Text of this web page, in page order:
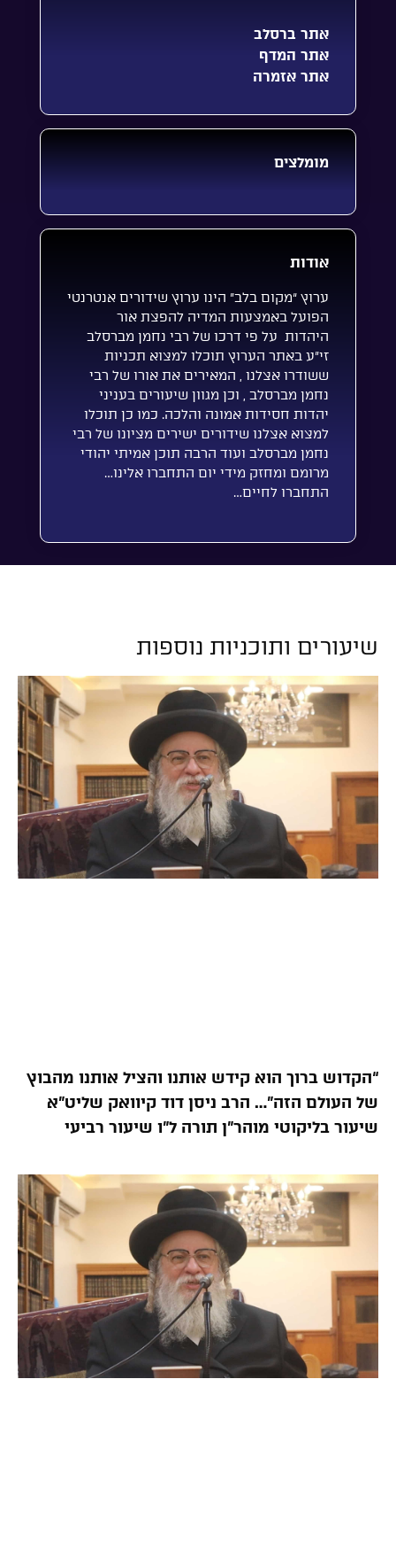
אתר ברסלב
אתר המדף
אתר אזמרה
מומלצים
אודות
ערוץ “מקום בלב” הינו ערוץ שידורים אנטרנטי
הפועל באמצעות המדיה להפצת אור
היהדות על פי דרכו של רבי נחמן מברסלב
זי”ע באתר הערוץ תוכלו למצוא תכניות
ששודרו אצלנו , המאירים את אורו של רבי
נחמן מברסלב , וכן מגוון שיעורים בעניני
יהדות חסידות אמונה והלכה. כמו כן תוכלו
למצוא אצלנו שידורים ישירים מציונו של רבי
נחמן מברסלב ועוד הרבה תוכן אמיתי יהודי
מרומם ומחזק מידי יום התחברו אלינו…
התחברו לחיים…
שיעורים ותוכניות נוספות
“הקדוש ברוך הוא קידש אותנו והציל אותנו מהבוץ
של העולם הזה”… הרב ניסן דוד קיוואק שליט”א
שיעור בליקוטי מוהר”ן תורה ל”ו שיעור רביעי